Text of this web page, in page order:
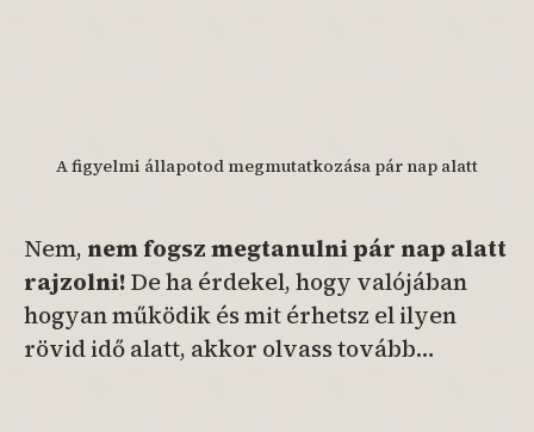
A figyelmi állapotod megmutatkozása pár nap alatt
Nem, nem fogsz megtanulni pár nap alatt
rajzolni!De ha érdekel, hogy valójában
hogyan működik és mit érhetsz el ilyen
rövid idő alatt, akkor olvass tovább…